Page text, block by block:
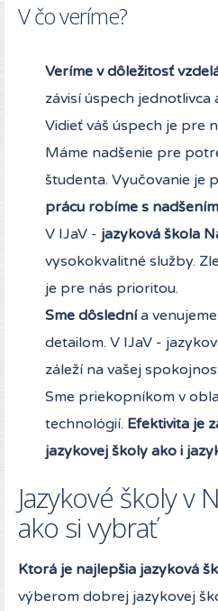
V čo veríme?
Veríme v dôležitosť
závisí úspech jednotlivca
Vidieť váš úspech je pre
Máme nadšenie pre
študenta. Vyučovanie je
prácu robíme s nadšením
V IJaV - jazyková škola
vysokokvalitné služby.
je pre nás prioritou.
Sme dôslednía
detailom. V IJaV -
záleží na vašej
Sme priekopníkom v
technológií. Efektivita je
jazykovej školy ako i
Jazykové školy v
ako si vybrať
Ktorá je najlepšia jazyková
výberom dobrej jazykovej